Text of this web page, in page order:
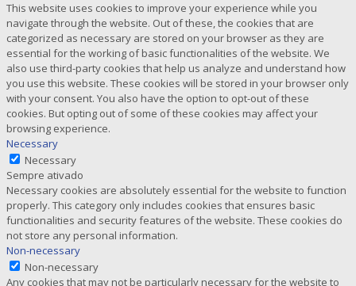
This website uses cookies to improve your experience while you
navigate through the website. Out of these, the cookies that are
categorized as necessary are stored on your browser as they are
essential for the working of basic functionalities of the website. We
also use third-party cookies that help us analyze and understand how
you use this website. These cookies will be stored in your browser only
with your consent. You also have the option to opt-out of these
cookies. But opting out of some of these cookies may affect your
browsing experience.
Necessary
Necessary
Sempre ativado
Necessary cookies are absolutely essential for the website to function
properly. This category only includes cookies that ensures basic
functionalities and security features of the website. These cookies do
not store any personal information.
Non-necessary
Non-necessary
Any cookies that may not be particularly necessary for the website to